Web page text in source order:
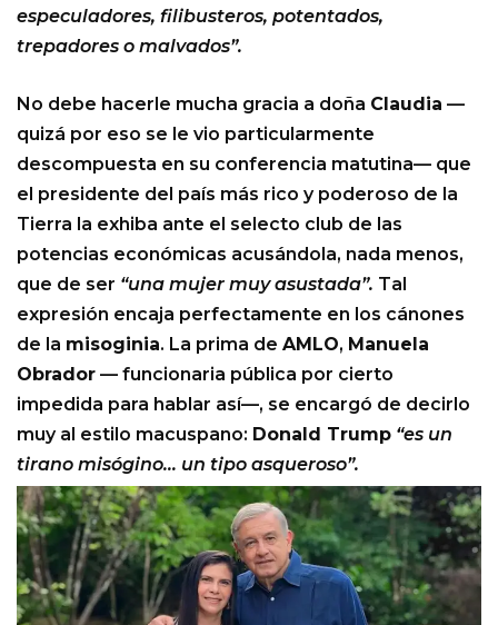
especuladores, filibusteros, potentados,
trepadores o malvados”.
No debe hacerle mucha gracia a doña Claudia —
quizá por eso se le vio particularmente
descompuesta en su conferencia matutina— que
el presidente del país más rico y poderoso de la
Tierra la exhiba ante el selecto club de las
potencias económicas acusándola, nada menos,
que de ser “una mujer muy asustada”. Tal
expresión encaja perfectamente en los cánones
de la misoginia. La prima de AMLO, Manuela
Obrador — funcionaria pública por cierto
impedida para hablar así—, se encargó de decirlo
muy al estilo macuspano: Donald Trump “es un
tirano misógino… un tipo asqueroso”.